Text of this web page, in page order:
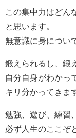
この集中力はどん
と思います。
無意識に身につい
鍛えられるし、鍛
自分自身がわかっ
キリ分かってきま
勉強、遊び、練習
必ず人生のここぞ